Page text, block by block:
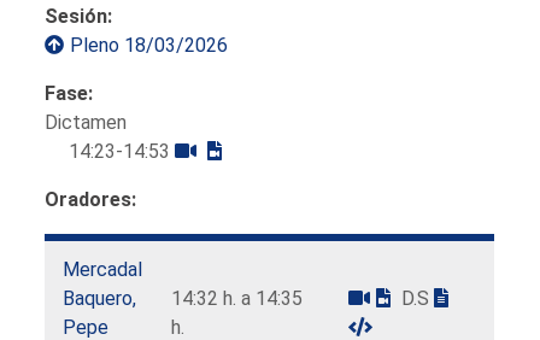
Sesión:
Pleno 18/03/2026
Fase:
Dictamen
14:23-14:53
Oradores:
Mercadal
Baquero,
Pepe
14:32 h. a 14:35
h.
D.S